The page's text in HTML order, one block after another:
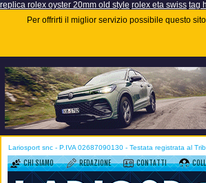
replica rolex oyster 20mm old style rolex eta swiss tag
Per offrirti il miglior servizio possibile questo
Lariosport snc - P.IVA 02687090130 - Testata registrata al
CHI SIAMO REDAZIONE CONTATTI